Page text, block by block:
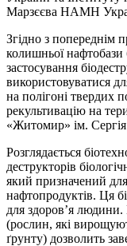
Марзєєва НАМН
Згідно з попереднім
колишньої
застосування
використовуватися
на полігоні твердих
рекультивацію на
«Житомир» ім.
Розглядається
деструкторів
який призначений
нафтопродуктів. Ця
для здоров’я
(рослин, які
ґрунту) дозволить